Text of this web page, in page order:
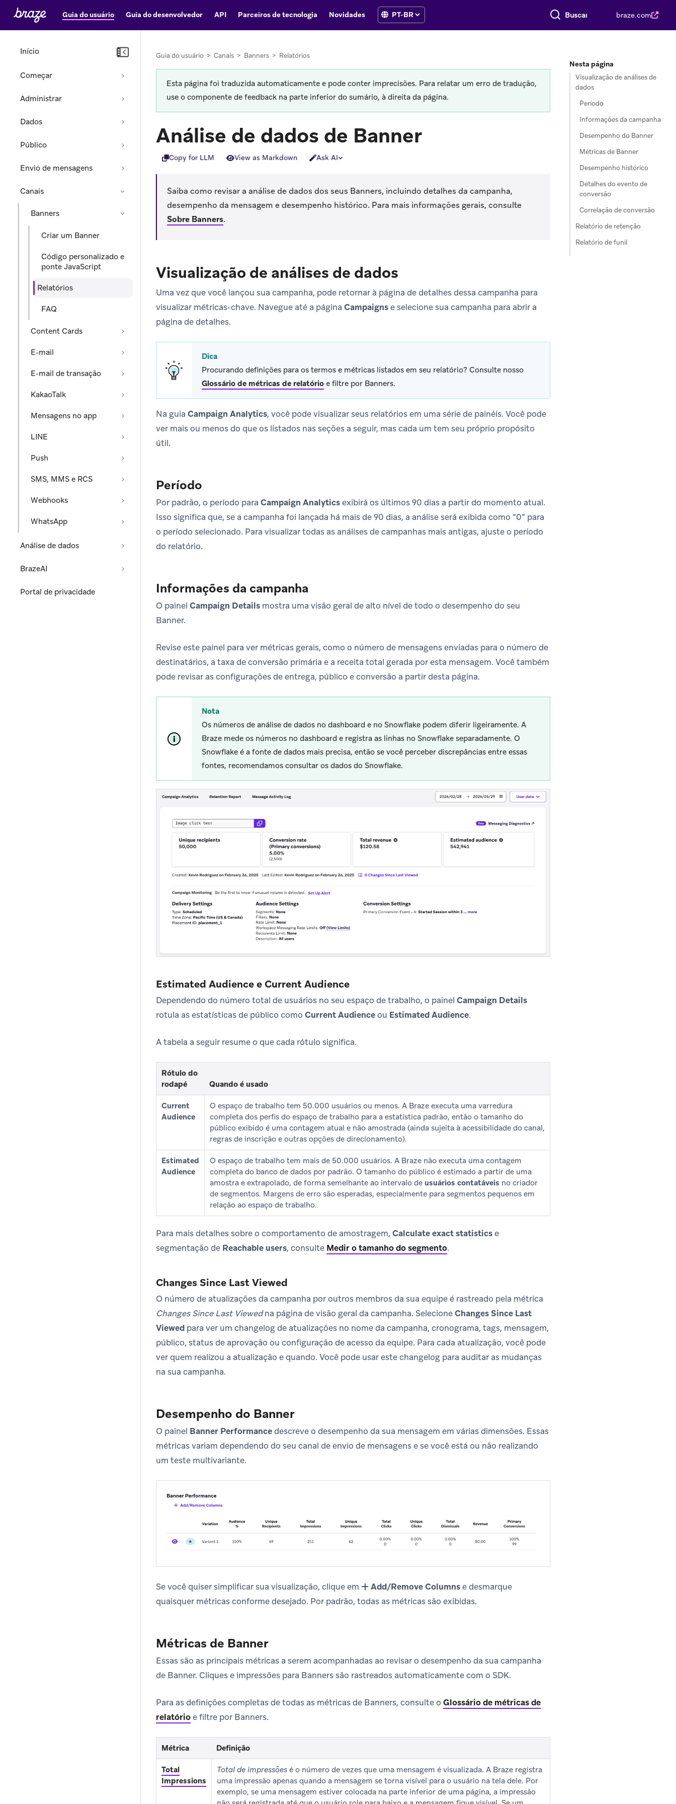
Guia do usuário Guia do desenvolvedor API Parceiros de tecnologia Novidades Buscar tudo braze.com
Início
Começar
Administrar
Dados
Público
Envio de mensagens
Canais
Banners
Criar um Banner
Código personalizado e
ponte JavaScript
Relatórios
FAQ
Content Cards
E-mail
E-mail de transação
KakaoTalk
Mensagens no app
LINE
Push
SMS, MMS e RCS
Webhooks
WhatsApp
Análise de dados
BrazeAI
Portal de privacidade
Guia do usuário > Canais > Banners > Relatórios
Esta página foi traduzida automaticamente e pode conter imprecisões. Para relatar um erro de tradução,
use o componente de feedback na parte inferior do sumário, à direita da página.
Análise de dados de Banner
Copy for LLM View as Markdown Ask AI
Saiba como revisar a análise de dados dos seus Banners, incluindo detalhes da campanha,
desempenho da mensagem e desempenho histórico. Para mais informações gerais, consulte
Sobre Banners.
Visualização de análises de dados
Uma vez que você lançou sua campanha, pode retornar à página de detalhes dessa campanha para
visualizar métricas-chave. Navegue até a página Campaignse selecione sua campanha para abrir a
página de detalhes.
Dica
Procurando definições para os termos e métricas listados em seu relatório? Consulte nosso
Glossário de métricas de relatório e filtre por Banners.
Na guia Campaign Analytics, você pode visualizar seus relatórios em uma série de painéis. Você pode
ver mais ou menos do que os listados nas seções a seguir, mas cada um tem seu próprio propósito
útil.
Período
Por padrão, o período para Campaign Analyticsexibirá os últimos 90 dias a partir do momento atual.
Isso significa que, se a campanha foi lançada há mais de 90 dias, a análise será exibida como “0” para
o período selecionado. Para visualizar todas as análises de campanhas mais antigas, ajuste o período
do relatório.
Informações da campanha
O painel Campaign Details mostra uma visão geral de alto nível de todo o desempenho do seu
Banner.
Revise este painel para ver métricas gerais, como o número de mensagens enviadas para o número de
destinatários, a taxa de conversão primária e a receita total gerada por esta mensagem. Você também
pode revisar as configurações de entrega, público e conversão a partir desta página.
Nota
Os números de análise de dados no dashboard e no Snowflake podem diferir ligeiramente. A
Braze mede os números no dashboard e registra as linhas no Snowflake separadamente. O
Snowflake é a fonte de dados mais precisa, então se você perceber discrepâncias entre essas
fontes, recomendamos consultar os dados do Snowflake.
Estimated Audience e Current Audience
Dependendo do número total de usuários no seu espaço de trabalho, o painel Campaign Details
rotula as estatísticas de público como Current Audienceou Estimated Audience.
A tabela a seguir resume o que cada rótulo significa.
Rótulo do
rodapé
Quando é usado
Current
Audience
O espaço de trabalho tem 50.000 usuários ou menos. A Braze executa uma varredura
completa dos perfis do espaço de trabalho para a estatística padrão, então o tamanho do
público exibido é uma contagem atual e não amostrada (ainda sujeita à acessibilidade do canal,
regras de inscrição e outras opções de direcionamento).
Estimated
Audience
O espaço de trabalho tem mais de 50.000 usuários. A Braze não executa uma contagem
completa do banco de dados por padrão. O tamanho do público é estimado a partir de uma
amostra e extrapolado, de forma semelhante ao intervalo de usuários contatáveis no criador
de segmentos. Margens de erro são esperadas, especialmente para segmentos pequenos em
relação ao espaço de trabalho.
Para mais detalhes sobre o comportamento de amostragem, Calculate exact statisticse
segmentação de Reachable users, consulte Medir o tamanho do segmento.
Changes Since Last Viewed
O número de atualizações da campanha por outros membros da sua equipe é rastreado pela métrica
Changes Since Last Viewedna página de visão geral da campanha. SelecioneChanges Since Last
Viewed para ver um changelog de atualizações no nome da campanha, cronograma, tags, mensagem,
público, status de aprovação ou configuração de acesso da equipe. Para cada atualização, você pode
ver quem realizou a atualização e quando. Você pode usar este changelog para auditar as mudanças
na sua campanha.
Desempenho do Banner
O painel Banner Performancedescreve o desempenho da sua mensagem em várias dimensões. Essas
métricas variam dependendo do seu canal de envio de mensagens e se você está ou não realizando
um teste multivariante.
Se você quiser simplificar sua visualização, clique em Add/Remove Columnse desmarque
quaisquer métricas conforme desejado. Por padrão, todas as métricas são exibidas.
Métricas de Banner
Essas são as principais métricas a serem acompanhadas ao revisar o desempenho da sua campanha
de Banner. Cliques e impressões para Banners são rastreados automaticamente com o SDK.
Para as definições completas de todas as métricas de Banners, consulte o Glossário de métricas de
relatórioe filtre por Banners.
Métricas de desempenho de Banner
Métrica Definição
Total
Impressions
Total de impressões é o número de vezes que uma mensagem é visualizada. A Braze registra
uma impressão apenas quando a mensagem se torna visível para o usuário na tela dele. Por
exemplo, se uma mensagem estiver colocada na parte inferior de uma página, a impressão
Nesta página
Visualização de análises de
dados
Período
Informações da campanha
Desempenho do Banner
Métricas de Banner
Desempenho histórico
Detalhes do evento de
conversão
Correlação de conversão
Relatório de retenção
Relatório de funil